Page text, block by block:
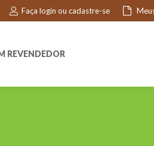
Faça login ou cadastre-se
REVENDEDOR